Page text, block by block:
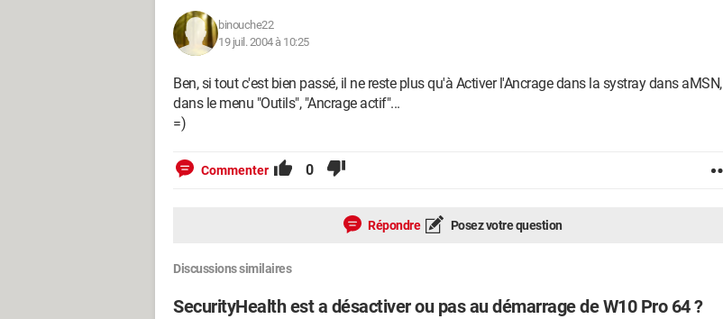
binouche22
19 juil. 2004 à 10:25
Ben, si tout c'est bien passé, il ne reste plus qu'à Activer l'Ancrage dans la systray dans aMSN,
dans le menu "Outils", "Ancrage actif"...
=)
Commenter 0
Répondre Posez votre question
Discussions similaires
SecurityHealth est a désactiver ou pas au démarrage de W10 Pro 64 ?